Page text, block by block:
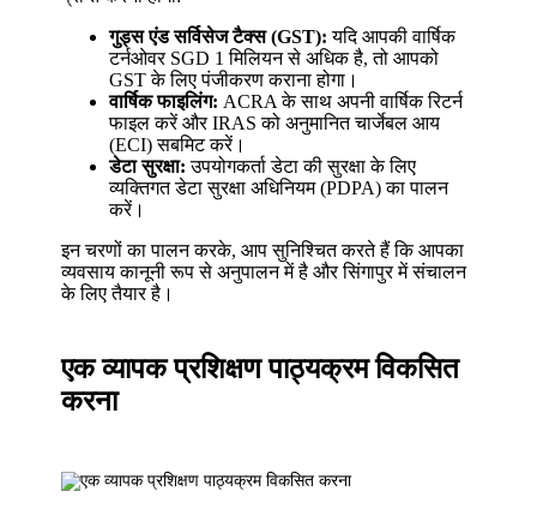
गुड्स एंड सर्विसेज टैक्स (GST): यदि आपकी वार्षिक
टर्नओवर SGD 1 मिलियन से अधिक है, तो आपको
GST के लिए पंजीकरण कराना होगा।
वार्षिक फाइलिंग: ACRA के साथ अपनी वार्षिक रिटर्न
फाइल करें और IRAS को अनुमानित चार्जेबल आय
(ECI) सबमिट करें।
डेटा सुरक्षा: उपयोगकर्ता डेटा की सुरक्षा के लिए
व्यक्तिगत डेटा सुरक्षा अधिनियम (PDPA) का पालन
करें।
इन चरणों का पालन करके, आप सुनिश्चित करते हैं कि आपका
व्यवसाय कानूनी रूप से अनुपालन में है और सिंगापुर में संचालन
के लिए तैयार है।
एक व्यापक प्रशिक्षण पाठ्यक्रम विकसित
करना